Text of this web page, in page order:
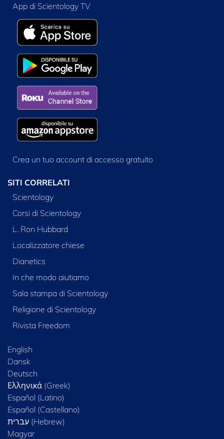
App di Scientology TV
Crea un tuo account di accesso gratuito
SITI CORRELATI
Scientology
Corsi di Scientology
L. Ron Hubbard
Localizzatore chiese
Dianetics
In che modo aiutiamo
Sala stampa di Scientology
Religione di Scientology
Rivista Freedom
English
Dansk
Deutsch
Ελληνικά (Greek)
Español (Latino)
Español (Castellano)
Magyar